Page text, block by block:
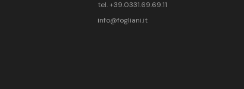
tel. +39.0331.69.69.11
info@fogliani.it